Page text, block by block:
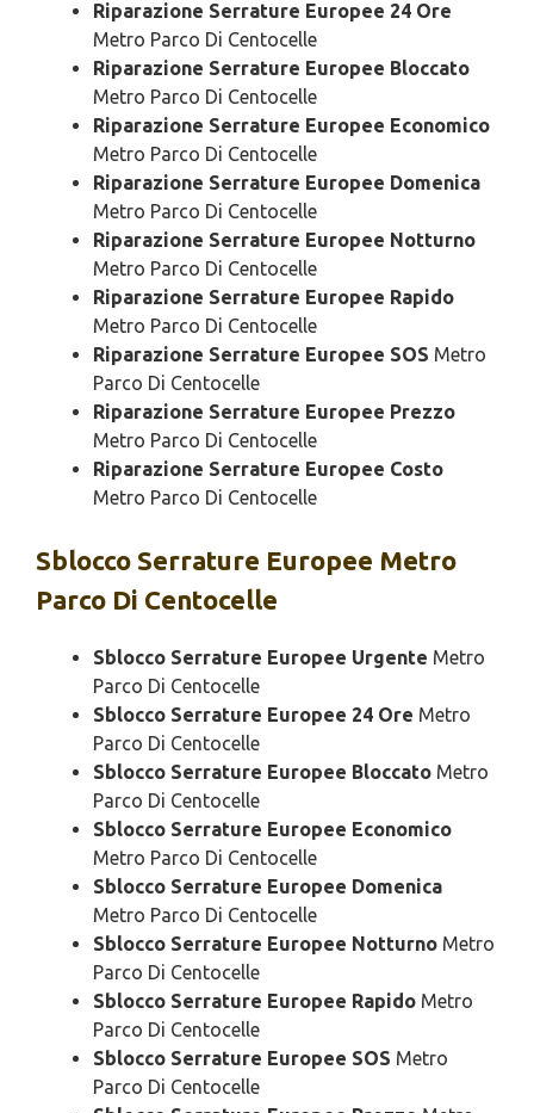
Riparazione Serrature Europee 24 Ore
Metro Parco Di Centocelle
Riparazione Serrature Europee Bloccato
Metro Parco Di Centocelle
Riparazione Serrature Europee Economico
Metro Parco Di Centocelle
Riparazione Serrature Europee Domenica
Metro Parco Di Centocelle
Riparazione Serrature Europee Notturno
Metro Parco Di Centocelle
Riparazione Serrature Europee Rapido
Metro Parco Di Centocelle
Riparazione Serrature Europee SOS Metro
Parco Di Centocelle
Riparazione Serrature Europee Prezzo
Metro Parco Di Centocelle
Riparazione Serrature Europee Costo
Metro Parco Di Centocelle
Sblocco Serrature Europee Metro
Parco Di Centocelle
Sblocco Serrature Europee Urgente Metro
Parco Di Centocelle
Sblocco Serrature Europee 24 Ore Metro
Parco Di Centocelle
Sblocco Serrature Europee Bloccato Metro
Parco Di Centocelle
Sblocco Serrature Europee Economico
Metro Parco Di Centocelle
Sblocco Serrature Europee Domenica
Metro Parco Di Centocelle
Sblocco Serrature Europee Notturno Metro
Parco Di Centocelle
Sblocco Serrature Europee Rapido Metro
Parco Di Centocelle
Sblocco Serrature Europee SOS Metro
Parco Di Centocelle